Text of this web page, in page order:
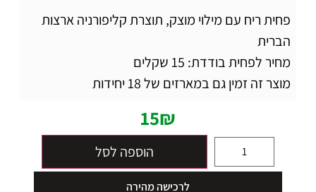
פחית ריח עם מילוי מוצק, תוצרת קליפורניה ארצות
הברית
מחיר לפחית בודדת: 15 שקלים
מוצר זה זמין גם במארזים של 18 יחידות
15₪
הוספה לסל
לרכישה מהירה